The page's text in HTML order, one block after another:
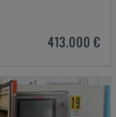
413.000 €